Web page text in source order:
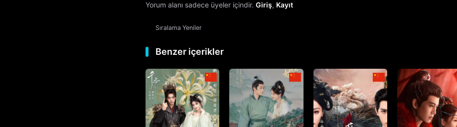
18. Bölüm
19. Bölüm
20. Bölüm
Yorum alanı sadece üyeler içindir. Giriş, Kayıt
Sıralama Yeniler
Benzer içerikler